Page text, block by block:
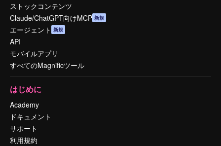
ストックコンテンツ
Claude/ChatGPT向けMCP 新規
エージェント 新規
API
モバイルアプリ
すべてのMagnificツール
はじめに
Academy
ドキュメント
サポート
利用規約